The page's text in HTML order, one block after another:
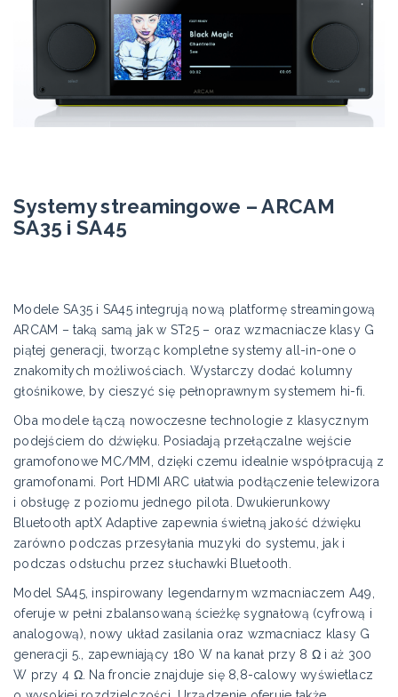
Systemy streamingowe – ARCAM
SA35 i SA45
Modele SA35 i SA45 integrują nową platformę streamingową
ARCAM – taką samą jak w ST25 – oraz wzmacniacze klasy G
piątej generacji, tworząc kompletne systemy all-in-one o
znakomitych możliwościach. Wystarczy dodać kolumny
głośnikowe, by cieszyć się pełnoprawnym systemem hi-fi.
Oba modele łączą nowoczesne technologie z klasycznym
podejściem do dźwięku. Posiadają przełączalne wejście
gramofonowe MC/MM, dzięki czemu idealnie współpracują z
gramofonami. Port HDMI ARC ułatwia podłączenie telewizora
i obsługę z poziomu jednego pilota. Dwukierunkowy
Bluetooth aptX Adaptive zapewnia świetną jakość dźwięku
zarówno podczas przesyłania muzyki do systemu, jak i
podczas odsłuchu przez słuchawki Bluetooth.
Model SA45, inspirowany legendarnym wzmacniaczem A49,
oferuje w pełni zbalansowaną ścieżkę sygnałową (cyfrową i
analogową), nowy układ zasilania oraz wzmacniacz klasy G
generacji 5., zapewniający 180 W na kanał przy 8 Ω i aż 300
W przy 4 Ω. Na froncie znajduje się 8,8-calowy wyświetlacz